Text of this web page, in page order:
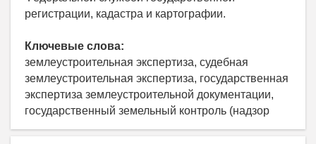
регистрации, кадастра и картографии.
Ключевые слова:
землеустроительная экспертиза, судебная
землеустроительная экспертиза, государственная
экспертиза землеустроительной документации,
государственный земельный контроль (надзор